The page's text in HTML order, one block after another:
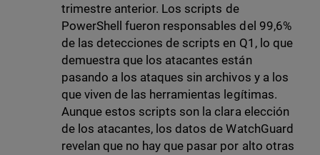
trimestre anterior. Los scripts de
PowerShell fueron responsables del 99,6%
de las detecciones de scripts en Q1, lo que
demuestra que los atacantes están
pasando a los ataques sin archivos y a los
que viven de las herramientas legítimas.
Aunque estos scripts son la clara elección
de los atacantes, los datos de WatchGuard
revelan que no hay que pasar por alto otras